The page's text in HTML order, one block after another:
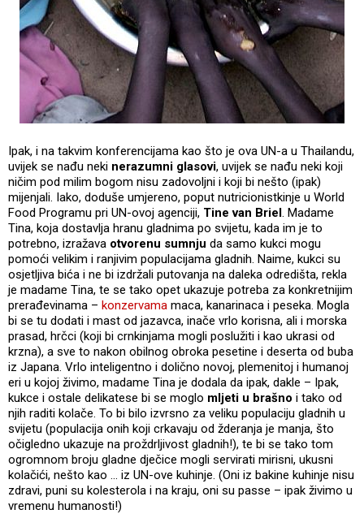
Ipak, i na takvim konferencijama kao što je ova UN-a u Thailandu,
uvijek se nađu neki nerazumni glasovi, uvijek se nađu neki koji
ničim pod milim bogom nisu zadovoljni i koji bi nešto (ipak)
mijenjali. Iako, doduše umjereno, poput nutricionistkinje u World
Food Programu pri UN-ovoj agenciji, Tine van Briel. Madame
Tina, koja dostavlja hranu gladnima po svijetu, kada im je to
potrebno, izražava otvorenu sumnju da samo kukci mogu
pomoći velikim i ranjivim populacijama gladnih. Naime, kukci su
osjetljiva bića i ne bi izdržali putovanja na daleka odredišta, rekla
je madame Tina, te se tako opet ukazuje potreba za konkretnijim
prerađevinama – konzervama maca, kanarinaca i peseka. Mogla
bi se tu dodati i mast od jazavca, inače vrlo korisna, ali i morska
prasad, hrčci (koji bi crnkinjama mogli poslužiti i kao ukrasi od
krzna), a sve to nakon obilnog obroka pesetine i deserta od buba
iz Japana. Vrlo inteligentno i dolično novoj, plemenitoj i humanoj
eri u kojoj živimo, madame Tina je dodala da ipak, dakle – Ipak,
kukce i ostale delikatese bi se moglo mljeti u brašno i tako od
njih raditi kolače. To bi bilo izvrsno za veliku populaciju gladnih u
svijetu (populacija onih koji crkavaju od žderanja je manja, što
očigledno ukazuje na proždrljivost gladnih!), te bi se tako tom
ogromnom broju gladne dječice mogli servirati mirisni, ukusni
kolačići, nešto kao ... iz UN-ove kuhinje. (Oni iz bakine kuhinje nisu
zdravi, puni su kolesterola i na kraju, oni su passe – ipak živimo u
vremenu humanosti!)